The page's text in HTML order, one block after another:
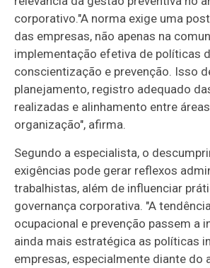
corporativo."A norma exige uma
das empresas, não apenas na
implementação efetiva de políticas
conscientização e prevenção. Isso
planejamento, registro adequado
realizadas e alinhamento entre
organização", afirma.
Segundo a especialista, o
exigências pode gerar reflexos
trabalhistas, além de influenciar
governança corporativa. "A
ocupacional e prevenção passem a
ainda mais estratégica as políticas
empresas, especialmente diante do